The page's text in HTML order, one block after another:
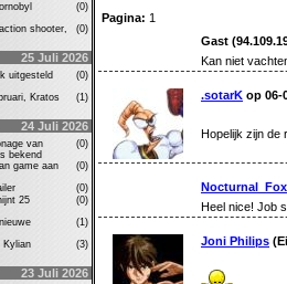
(0)
shooter,
(0)
25 Juli 2026
uitgesteld
(0)
Kratos
(1)
24 Juli 2026
van
bekend
(0)
game aan
(0)
(0)
25
(0)
(1)
Kylian
(3)
23 Juli 2026
Pagina: 1
Gast
Kan niet
.sotarK op 06-
Hopelijk zijn de
Nocturnal_Fox
Heel nice! Job
Joni Philips